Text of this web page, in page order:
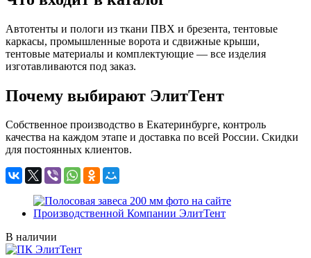
Автотенты и пологи из ткани ПВХ и брезента, тентовые
каркасы, промышленные ворота и сдвижные крыши,
тентовые материалы и комплектующие — все изделия
изготавливаются под заказ.
Почему выбирают ЭлитТент
Собственное производство в Екатеринбурге, контроль
качества на каждом этапе и доставка по всей России. Скидки
для постоянных клиентов.
В наличии